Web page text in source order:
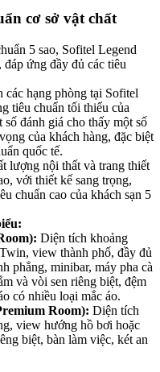
cơ sở vật chất
5 sao, Sofitel Legend
ứng đầy đủ các tiêu
các hạng phòng tại Sofitel
tiêu chuẩn tối thiểu của
đánh giá cho thấy một số
của khách hàng, đặc biệt
quốc tế.
lượng nội thất và trang thiết
với thiết kế sang trọng,
chuẩn cao của khách sạn 5
Diện tích khoảng
view thành phố, đầy đủ
phẳng, minibar, máy pha cà
và vòi sen riêng biệt, đệm
có nhiều loại mắc áo.
Room): Diện tích
view hướng hồ bơi hoặc
biệt, bàn làm việc, két an